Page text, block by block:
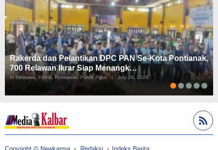
Rakerda dan Pelantikan DPC PAN Se-Kota Pontianak,
700 Relawan Ikrar Siap Menangk…
In Peristiwa, Politik, Pontianak, Publik Figur | July 29, 2026